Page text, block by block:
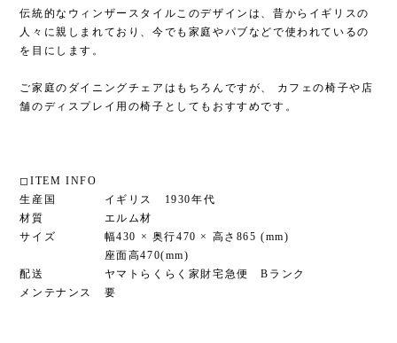
伝統的なウィンザースタイルこのデザインは、昔からイギリスの
人々に親しまれており、今でも家庭やパブなどで使われているの
を目にします。
ご家庭のダイニングチェアはもちろんですが、 カフェの椅子や店
舗のディスプレイ用の椅子としてもおすすめです。
◻︎ITEM INFO
生産国 イギリス 1930年代
材質 エルム材
サイズ 幅430 × 奥行470 × 高さ865 (mm)
座面高470(mm)
配送 ヤマトらくらく家財宅急便 Bランク
メンテナンス 要